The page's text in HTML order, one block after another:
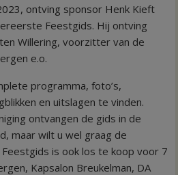
ontving sponsor Henk Kieft
Feestgids. Hij ontving
Willering, voorzitter van de
e.o.
programma, foto’s,
en uitslagen te vinden.
ontvangen de gids in de
maar wilt u wel graag de
is ook los te koop voor 7
Kapsalon Breukelman, DA